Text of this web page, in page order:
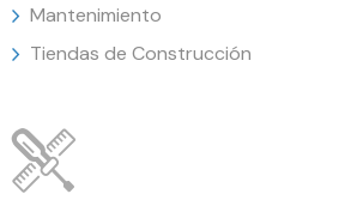
Mantenimiento
Tiendas de Construcción